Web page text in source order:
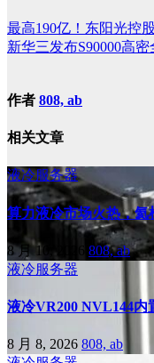
最高190亿！东阳光控
新华三发布S90000高
作者 808, ab
相关文章
液冷服务器
算力液冷市场火热，氦
8 月 10, 2026 808, ab
液冷服务器
液冷VR200 NVL144内
8 月 8, 2026 808, ab